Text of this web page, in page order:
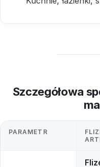
Szczegółowa
PARAMETR